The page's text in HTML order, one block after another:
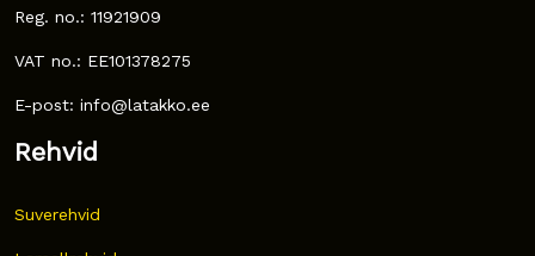
Reg. no.: 11921909
VAT no.: EE101378275
E-post: info@latakko.ee
Rehvid
Suverehvid